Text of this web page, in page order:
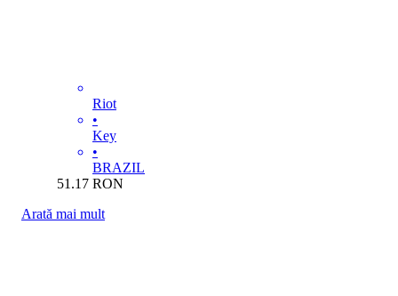
Riot
•
Key
•
BRAZIL
51.17 RON
Arată mai mult